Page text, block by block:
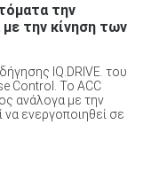
την
την κίνηση των
IQ.DRIVE. του
Control. Το ACC
ανάλογα με την
ενεργοποιηθεί σε